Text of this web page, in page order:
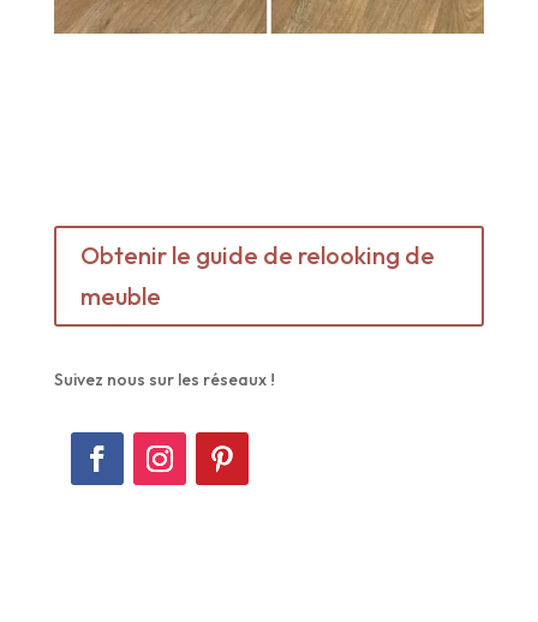
Obtenir le guide de relooking de
meuble
Suivez nous sur les réseaux !